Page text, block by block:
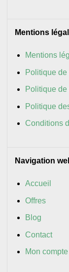
Mentions
Mentions
Politique
Politique
Politique
Conditions
Navigation
Accueil
Offres
Blog
Contact
Mon compte